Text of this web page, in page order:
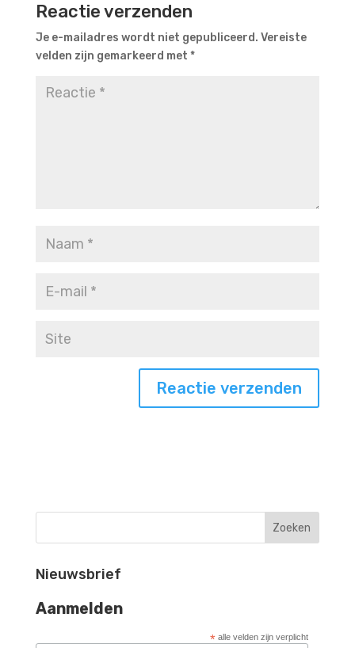
Reactie verzenden
Je e-mailadres wordt niet gepubliceerd. Vereiste
velden zijn gemarkeerd met *
Nieuwsbrief
Aanmelden
*alle velden zijn verplicht